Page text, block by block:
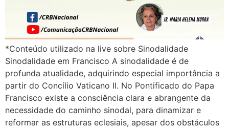
*Conteúdo utilizado na live sobre Sinodalidade
Sinodalidade em Francisco A sinodalidade é de
profunda atualidade, adquirindo especial importância a
partir do Concílio Vaticano II. No Pontificado do Papa
Francisco existe a consciência clara e abrangente da
necessidade do caminho sinodal, para dinamizar e
reformar as estruturas eclesiais, apesar dos obstáculos